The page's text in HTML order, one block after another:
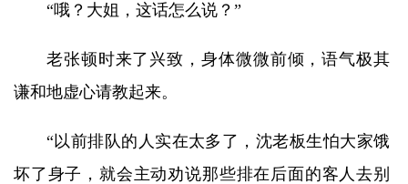
“哦？大姐，这话怎么说？”
老张顿时来了兴致，身体微微前倾，语气极其
谦和地虚心请教起来。
“以前排队的人实在太多了，沈老板生怕大家饿
坏了身子，就会主动劝说那些排在后面的客人去别